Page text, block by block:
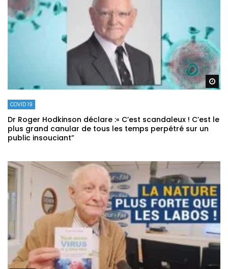
COVID 19
Dr Roger Hodkinson déclare :« C’est scandaleux ! C’est le
plus grand canular de tous les temps perpétré sur un
public insouciant”